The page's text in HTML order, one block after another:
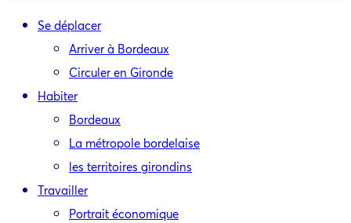
Se déplacer
Arriver à Bordeaux
Circuler en Gironde
Habiter
Bordeaux
La métropole bordelaise
les territoires girondins
Travailler
Portrait économique